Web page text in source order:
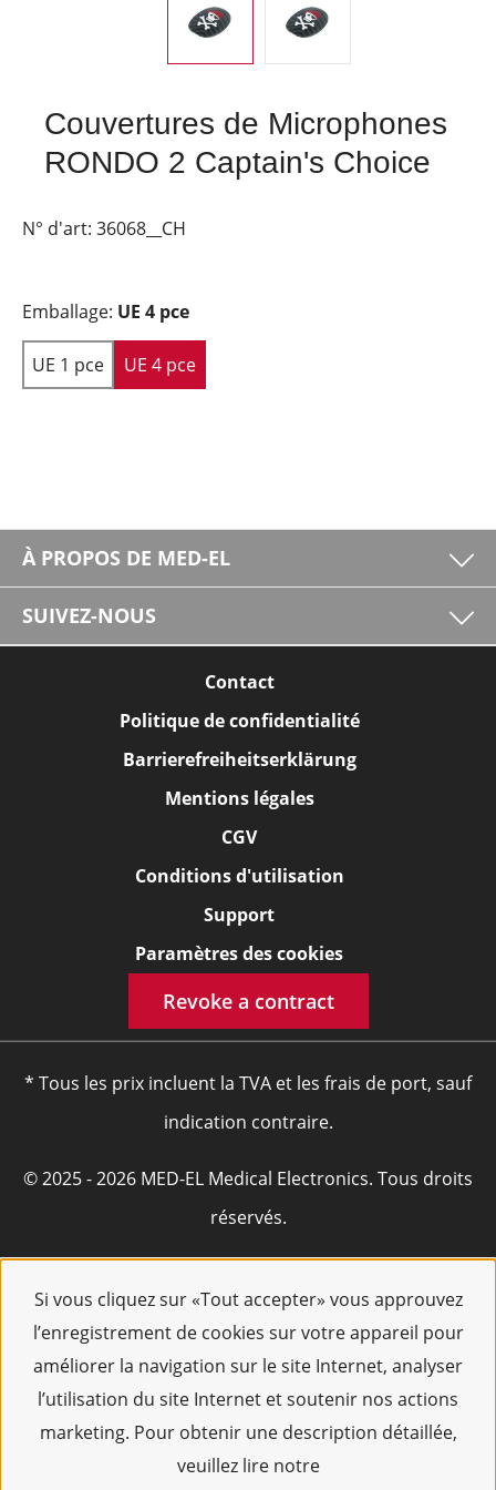
Si vous cliquez sur «Tout accepter» vous approuvez
l’enregistrement de cookies sur votre appareil pour
améliorer la navigation sur le site Internet, analyser
l’utilisation du site Internet et soutenir nos actions
marketing. Pour obtenir une description détaillée,
veuillez lire notre
Couvertures de Microphones
RONDO 2 Captain's Choice
N° d'art: 36068__CH
Emballage: UE 4 pce
UE 1 pce UE 4 pce
À PROPOS DE MED-EL
SUIVEZ-NOUS
Contact
Politique de confidentialité
Barrierefreiheitserklärung
Mentions légales
CGV
Conditions d'utilisation
Support
Paramètres des cookies
Revoke a contract
* Tous les prix incluent la TVA et les frais de port, sauf
indication contraire.
© 2025 - 2026 MED-EL Medical Electronics. Tous droits
réservés.